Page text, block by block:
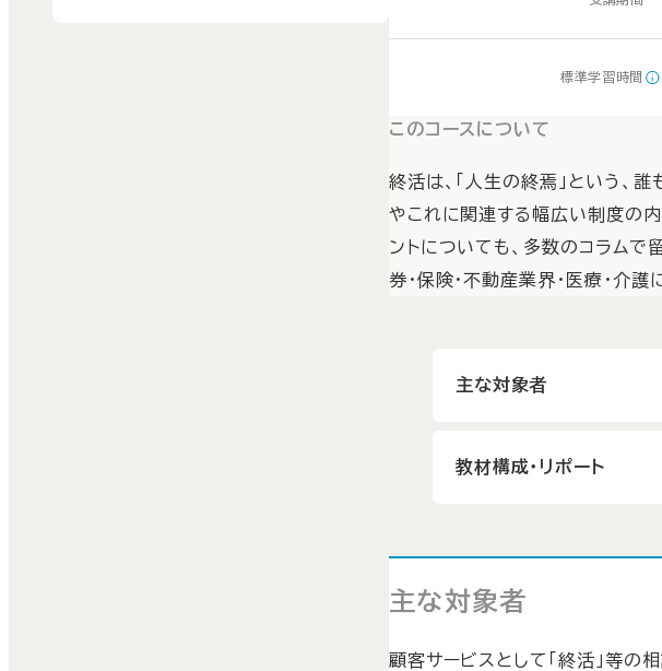
標準学習時間
このコースについて
終活は、「人生の終焉」という、
やこれに関連する幅広い制度の
ントについても、多数のコラム
券・保険・不動産業界・医療・介
主な対象者
教材構成・リポート
主な対象者
顧客サービスとして「終活」等の